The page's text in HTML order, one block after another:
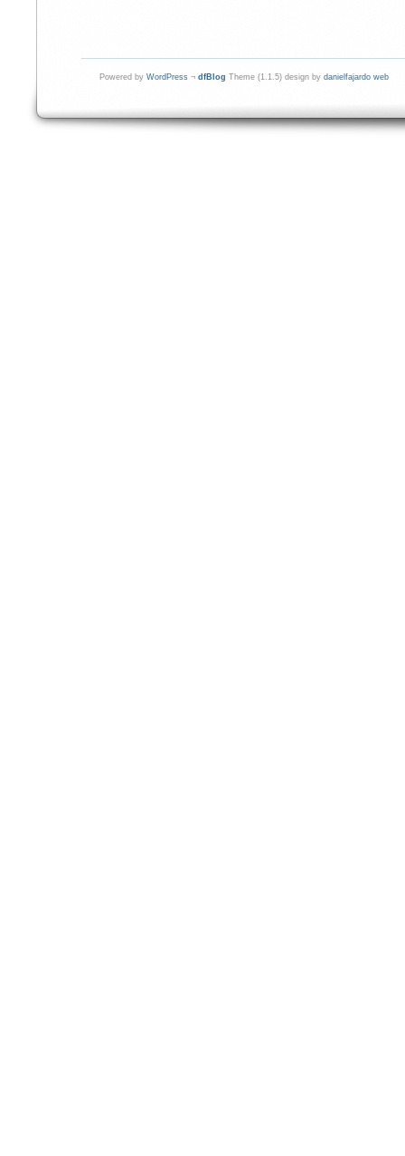
Powered by WordPress ¬ dfBlog Theme (1.1.5) design by danielfajardo web